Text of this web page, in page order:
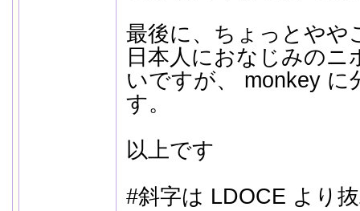
最後に、ちょっとやや
日本人におなじみのニ
いですが、 monkey に
す。
以上です
#斜字は LDOCE より